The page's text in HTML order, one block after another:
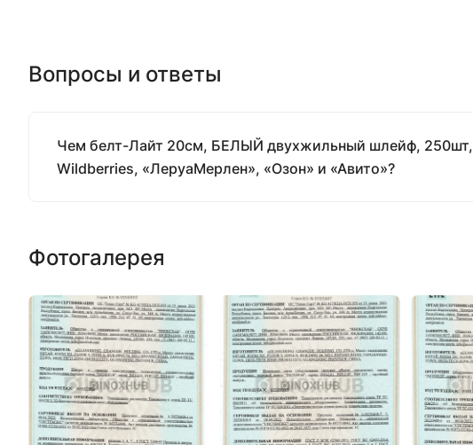
Вопросы и ответы
Чем белт-Лайт 20см, БЕЛЫЙ двухжильный шлейф, 250шт,
Wildberries, «ЛеруаМерлен», «Озон» и «Авито»?
Фотогалерея